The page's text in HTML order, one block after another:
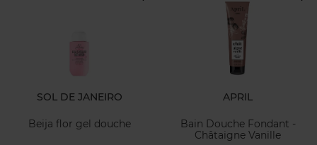
SOL DE JANEIRO
Beija flor gel douche
APRIL
Bain Douche Fondant -
Châtaigne Vanille